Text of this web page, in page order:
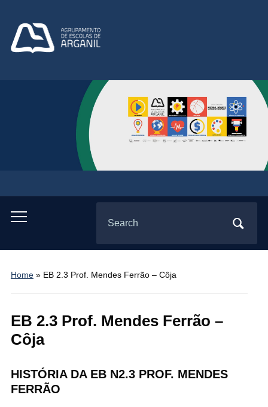
Toggle
menu
for:
Home» EB 2.3 Prof. Mendes Ferrão – Côja
EB 2.3 Prof. Mendes Ferrão –
Côja
HISTÓRIA DA EB N2.3 PROF. MENDES
FERRÃO